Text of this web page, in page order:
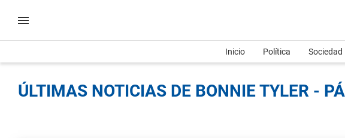
Inicio Política Sociedad
ÚLTIMAS NOTICIAS DE BONNIE TYLER -